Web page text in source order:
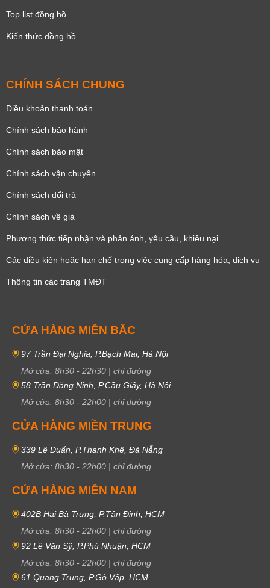
Top list đồng hồ
Kiến thức đồng hồ
CHÍNH SÁCH CHUNG
Điều khoản thanh toán
Chính sách bảo hành
Chính sách bảo mật
Chính sách vận chuyển
Chính sách đổi trả
Chính sách về giá
Phương thức tiếp nhận và phản ánh, yêu cầu, khiêu nại
Các điều kiện hoặc hạn chế trong việc cung cấp hàng hóa, dịch vụ
Thông tin các trang TMĐT
CỬA HÀNG MIỀN BẮC
97 Trần Đại Nghĩa, P.Bạch Mai, Hà Nội
Mở cửa: 8h30 - 22h30 | chỉ đường
58 Trần Đăng Ninh, P.Cầu Giấy, Hà Nội
Mở cửa: 8h30 - 22h00 | chỉ đường
CỬA HÀNG MIỀN TRUNG
339 Lê Duẩn, P.Thanh Khê, Đà Nẵng
Mở cửa: 8h30 - 22h00 | chỉ đường
CỬA HÀNG MIỀN NAM
402B Hai Bà Trưng, P.Tân Định, HCM
Mở cửa: 8h30 - 22h00 | chỉ đường
92 Lê Văn Sỹ, P.Phú Nhuận, HCM
Mở cửa: 8h30 - 22h00 | chỉ đường
61 Quang Trung, P.Gò Vấp, HCM